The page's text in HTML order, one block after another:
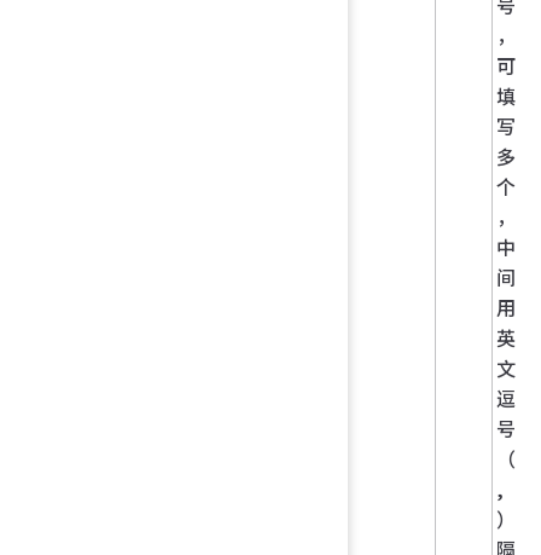
，
可
填
写
多
个
，
中
间
用
英
文
逗
号
（
,
）
隔